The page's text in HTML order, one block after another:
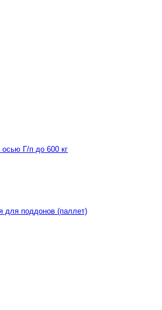
осью Г/п до 600 кг
для поддонов (паллет)